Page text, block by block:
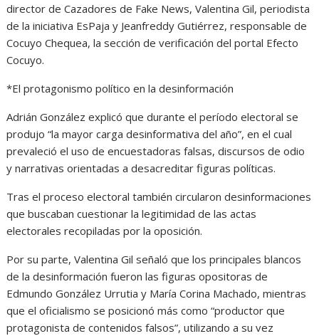
director de Cazadores de Fake News, Valentina Gil, periodista
de la iniciativa EsPaja y Jeanfreddy Gutiérrez, responsable de
Cocuyo Chequea, la sección de verificación del portal Efecto
Cocuyo.
*El protagonismo político en la desinformación
Adrián González explicó que durante el período electoral se
produjo “la mayor carga desinformativa del año”, en el cual
prevaleció el uso de encuestadoras falsas, discursos de odio
y narrativas orientadas a desacreditar figuras políticas.
Tras el proceso electoral también circularon desinformaciones
que buscaban cuestionar la legitimidad de las actas
electorales recopiladas por la oposición.
Por su parte, Valentina Gil señaló que los principales blancos
de la desinformación fueron las figuras opositoras de
Edmundo González Urrutia y María Corina Machado, mientras
que el oficialismo se posicionó más como “productor que
protagonista de contenidos falsos”, utilizando a su vez